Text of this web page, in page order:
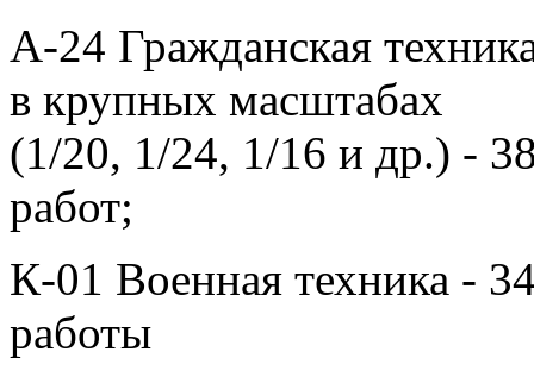
A-24 Гражданская
в крупных масштабах
(1/20, 1/24, 1/16 и др.) -
работ;
К-01 Военная техника -
работы